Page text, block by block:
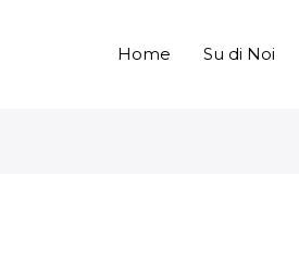
Home Su di Noi